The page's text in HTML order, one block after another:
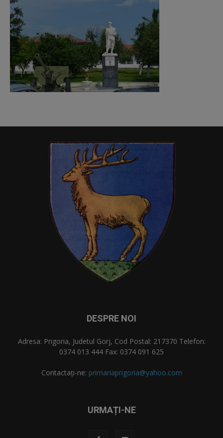
DESPRE NOI
Adresa: Prigoria, Judetul Gorj, Cod Postal: 217370 Telefon:
0374 013 444 Fax: 0374 091 625
Contactați-ne: primariaprigoria@yahoo.com
URMAȚI-NE